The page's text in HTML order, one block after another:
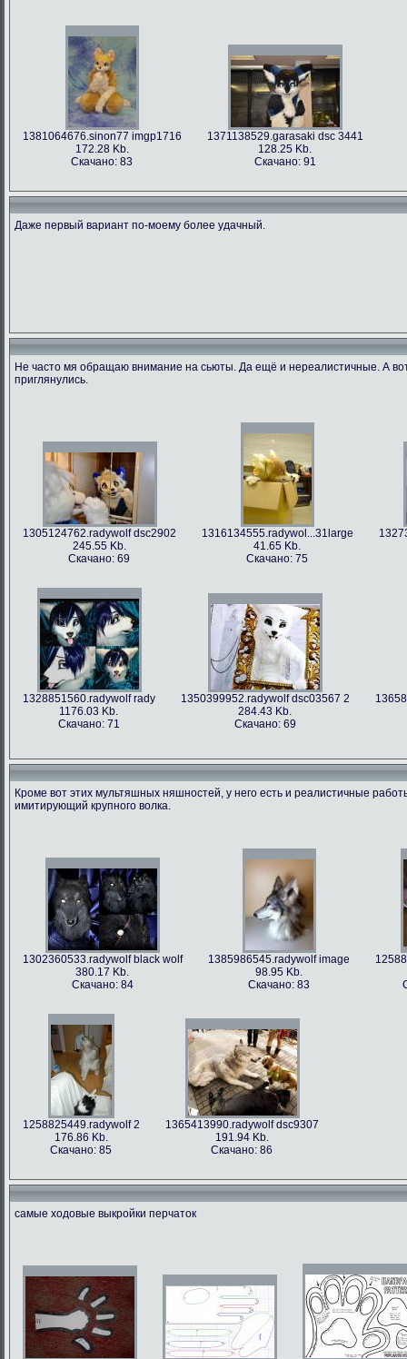
1381064676.sinon77 imgp1716
172.28 Kb.
Скачано: 83
1371138529.garasaki dsc 3441
128.25 Kb.
Скачано: 91
Даже первый вариант по-моему более удачный.
Не часто мя обращаю внимание на сьюты. Да ещё и нереалистичные. А
приглянулись.
1305124762.radywolf dsc2902
245.55 Kb.
Скачано: 69
1316134555.radywol...31large
41.65 Kb.
Скачано: 75
1328851560.radywolf rady
1176.03 Kb.
Скачано: 71
1350399952.radywolf dsc03567 2
284.43 Kb.
Скачано: 69
60.91 Kb.
Скачано: 79
1375506317.radywolf ao
492.86 Kb.
Скачано: 62
1393372244.radywolf eixin-20
3836.44 Kb.
Скачано: 70
1394357978.radywolf image
82.75 Kb.
Скачано: 70
Кроме вот этих мультяшных няшностей, у него есть и реалистичные
имитирующий крупного волка.
1302360533.radywolf black wolf
380.17 Kb.
Скачано: 84
1385986545.radywolf image
98.95 Kb.
Скачано: 83
1258825449.radywolf 2
176.86 Kb.
Скачано: 85
1365413990.radywolf dsc9307
191.94 Kb.
Скачано: 86
самые ходовые выкройки перчаток